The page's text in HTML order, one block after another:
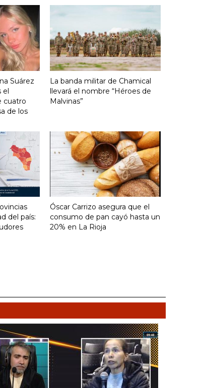
Suárez
el
cuatro
de los
La banda militar de Chamical
llevará el nombre “Héroes de
Malvinas”
del país:
Óscar Carrizo asegura que el
consumo de pan cayó hasta un
20% en La Rioja